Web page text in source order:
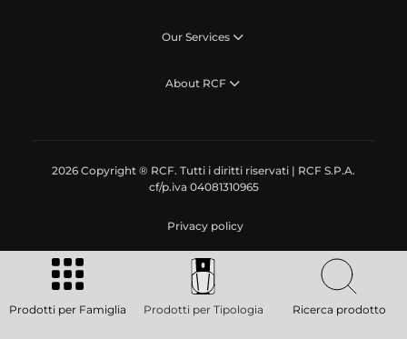
Our Services
About RCF
2026 Copyright ® RCF. Tutti i diritti riservati | RCF S.P.A.
cf/p.iva 04081310965
Privacy policy
Prodotti per Famiglia Prodotti per Tipologia Ricerca prodotto